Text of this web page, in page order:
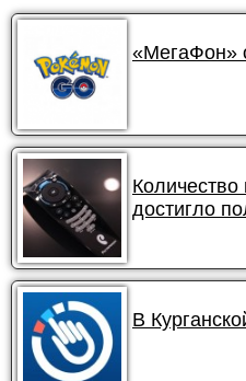
«МегаФон»
достигло
В